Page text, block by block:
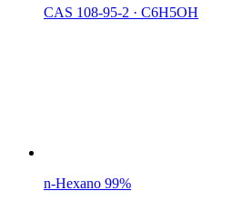
CAS 108-95-2 · C6H5OH
n-Hexano 99%